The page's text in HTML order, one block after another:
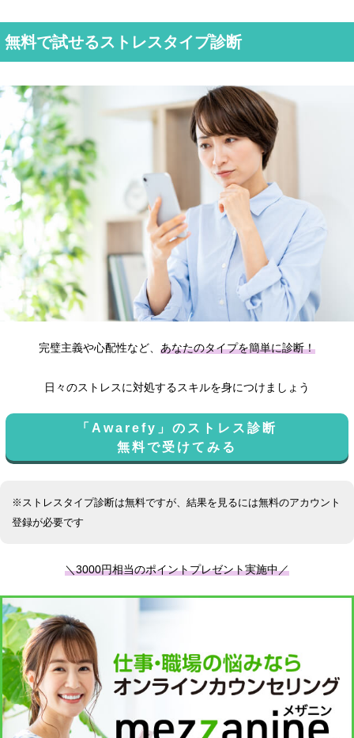
無料で試せるストレスタイプ診断
完璧主義や心配性など、 あなたのタイプを簡単に診断！
日々のストレスに対処するスキルを身につけましょう
「Awarefy」のストレス診断
無料で受けてみる
※ストレスタイプ診断は無料ですが、結果を見るには無料のアカウント
登録が必要です
＼3000円相当のポイントプレゼント実施中／